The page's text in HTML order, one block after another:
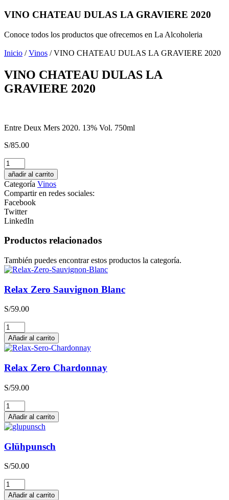
VINO CHATEAU DULAS LA GRAVIERE 2020
Conoce todos los productos que ofrecemos en La Alcoholeria
Inicio /Vinos / VINO CHATEAU DULAS LA GRAVIERE 2020
VINO CHATEAU DULAS LA
GRAVIERE 2020
Entre Deux Mers 2020. 13% Vol. 750ml
S/85.00
CONCIERE
GIN
Destilado
Americano
cantidad
añadir al carrito
Categoría Vinos
Compartir en redes sociales:
Facebook
Twitter
LinkedIn
Productos relacionados
También puedes encontrar estos productos la categoría.
Relax Zero Sauvignon Blanc
S/59.00
Relax
Zero
Sauvignon
Blanc
cantidad
Añadir al carrito
Relax Zero Chardonnay
S/59.00
Relax
Zero
Chardonnay
cantidad
Añadir al carrito
Glühpunsch
S/50.00
Glühpunsch
cantidad
Añadir al carrito